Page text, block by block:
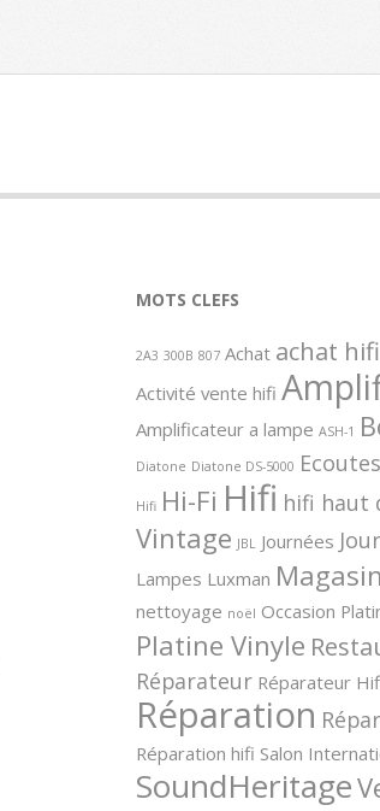
MOTS CLEFS
2A3 300B 807 Achat achat hifi
Activité vente hifi
Amplificateur a lampe ASH-1
Diatone Diatone DS-5000 Ecoutes
Hifi Hi-Fi Hifi hifi haut
Vintage JBL Journées
Lampes Luxman Magasin
nettoyage noël Occasion
Platine Vinyle
Réparateur Réparateur
Réparation
Réparation hifi Salon
SoundHeritage